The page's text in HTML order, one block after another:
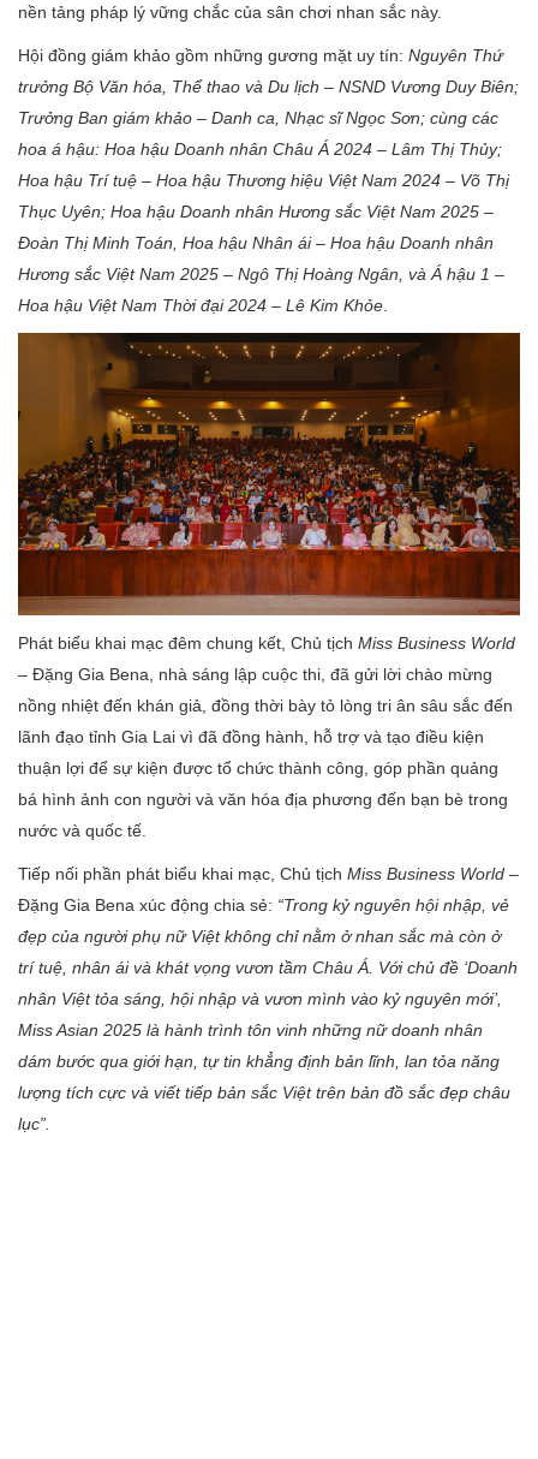
nền tảng pháp lý vững chắc của sân chơi nhan sắc này.
Hội đồng giám khảo gồm những gương mặt uy tín: Nguyên Thứ
trưởng Bộ Văn hóa, Thể thao và Du lịch – NSND Vương Duy Biên;
Trưởng Ban giám khảo – Danh ca, Nhạc sĩ Ngọc Sơn; cùng các
hoa á hậu: Hoa hậu Doanh nhân Châu Á 2024 – Lâm Thị Thủy;
Hoa hậu Trí tuệ – Hoa hậu Thương hiệu Việt Nam 2024 – Võ Thị
Thục Uyên; Hoa hậu Doanh nhân Hương sắc Việt Nam 2025 –
Đoàn Thị Minh Toán, Hoa hậu Nhân ái – Hoa hậu Doanh nhân
Hương sắc Việt Nam 2025 – Ngô Thị Hoàng Ngân, và Á hậu 1 –
Hoa hậu Việt Nam Thời đại 2024 – Lê Kim Khỏe
Phát biểu khai mạc đêm chung kết, Chủ tịch Miss Business World
– Đặng Gia Bena, nhà sáng lập cuộc thi, đã gửi lời chào mừng
nồng nhiệt đến khán giả, đồng thời bày tỏ lòng tri ân sâu sắc đến
lãnh đạo tỉnh Gia Lai vì đã đồng hành, hỗ trợ và tạo điều kiện
thuận lợi để sự kiện được tổ chức thành công, góp phần quảng
bá hình ảnh con người và văn hóa địa phương đến bạn bè trong
nước và quốc tế.
Tiếp nối phần phát biểu khai mạc, Chủ tịch Miss Business World –
Đặng Gia Bena xúc động chia sẻ: “Trong kỷ nguyên hội nhập, vẻ
đẹp của người phụ nữ Việt không chỉ nằm ở nhan sắc mà còn ở
trí tuệ, nhân ái và khát vọng vươn tầm Châu Á . Với chủ đề ‘Doanh
nhân Việt tỏa sáng, hội nhập và vươn mình vào kỷ nguyên mới’,
Miss Asian 2025 là hành trình tôn vinh những nữ doanh nhân
dám bước qua giới hạn, tự tin khẳng định bản lĩnh, lan tỏa năng
lượng tích cực và viết tiếp bản sắc Việt trên bản đồ sắc đẹp châu
lục”